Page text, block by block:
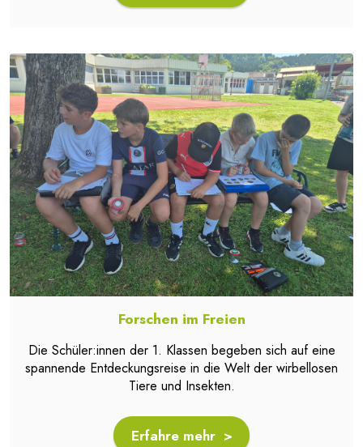
Forschen im Freien
Die Schüler:innen der 1. Klassen begeben sich auf eine
spannende Entdeckungsreise in die Welt der wirbellosen
Tiere und Insekten.
Erfahre mehr >